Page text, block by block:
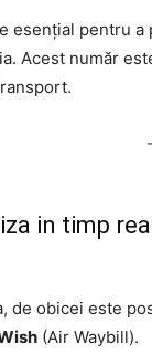
esențial pentru
Acest număr
in timp
de obicei este
(Air Waybill).